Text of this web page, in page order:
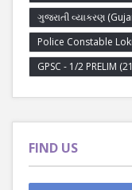
ગુજરાતી વ્યાકરણ
Police Constable
GPSC - 1/2 PRELIM
FIND US